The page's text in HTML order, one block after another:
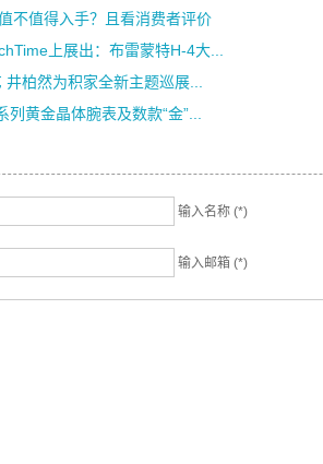
不值得入手？且看消费者评价
上展出：布雷蒙特H-4大...
柏然为积家全新主题巡展...
黄金晶体腕表及数款“金”...
输入名称 (*)
输入邮箱 (*)